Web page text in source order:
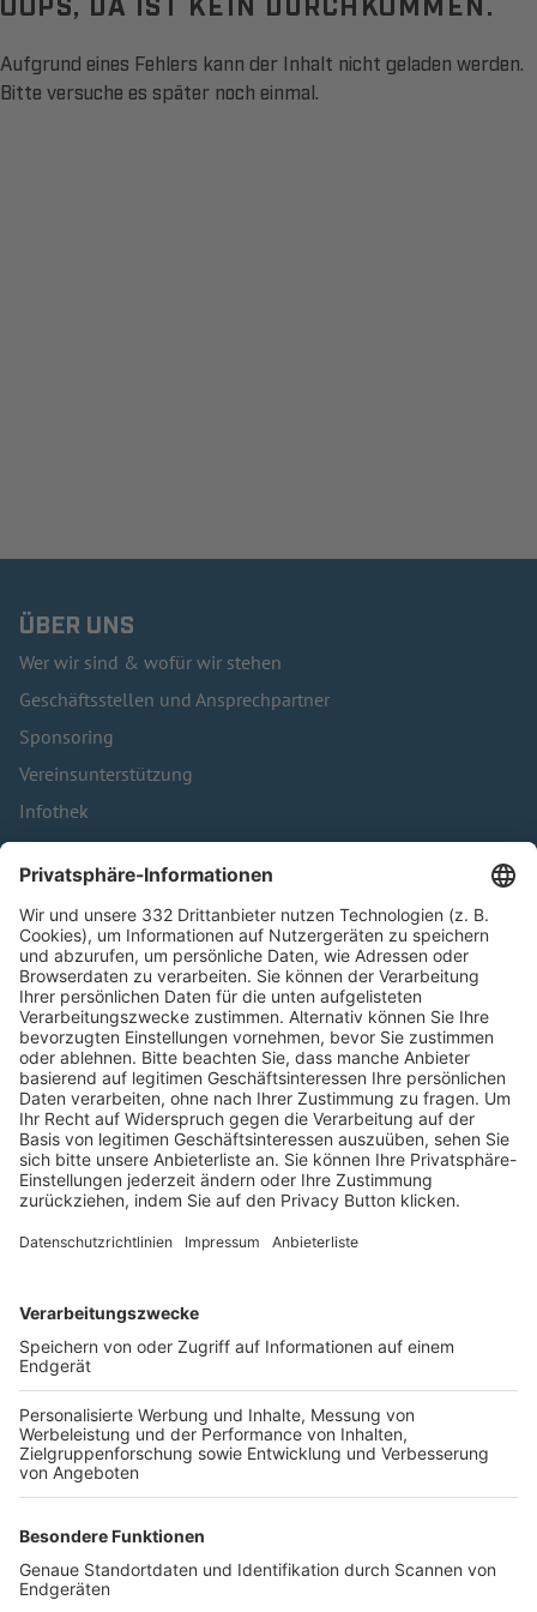
Aufgrund eines Fehlers kann der Inhalt nicht geladen werden.
Bitte versuche es später noch einmal.
ÜBER UNS
Wer wir sind & wofür wir stehen
Geschäftsstellen und Ansprechpartner
Sponsoring
Vereinsunterstützung
Infothek
Kontakt
HÄUFIG BESUCHTE SEITEN
Pässe und Vereinswechsel
Trainerausbildung
Schulungsangebot Vereinsmitarbeiter
BFV-Geschäftsstellen
Trainerbörse
Login SpielPlus
FOLGE DEM BFV
TOP-VEREINE
TOP-PARTNER